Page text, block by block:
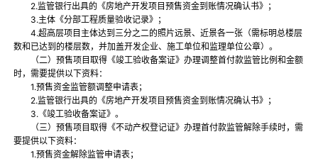
2.监管银行出具的《房地产开发项目预售资金到账情况确认书》；
3.主体《分部工程质量验收记录》；
4.超高层项目主体达到三分之二的照片远景、近景各一张（需标明总楼层
数和已达到的楼层数，并加盖开发企业、施工单位和监理单位公章）。
（二）预售项目取得《竣工验收备案证》办理调整首付款监管比例和金额
时，需要提供以下资料：
1.预售资金监管额调整申请表；
2.监管银行出具的《房地产开发项目预售资金到账情况确认书》；
3.《竣工验收备案证》。
（三）预售项目取得《不动产权登记证》办理首付款监管解除手续时，需
要提供以下资料：
1.预售资金解除监管申请表；